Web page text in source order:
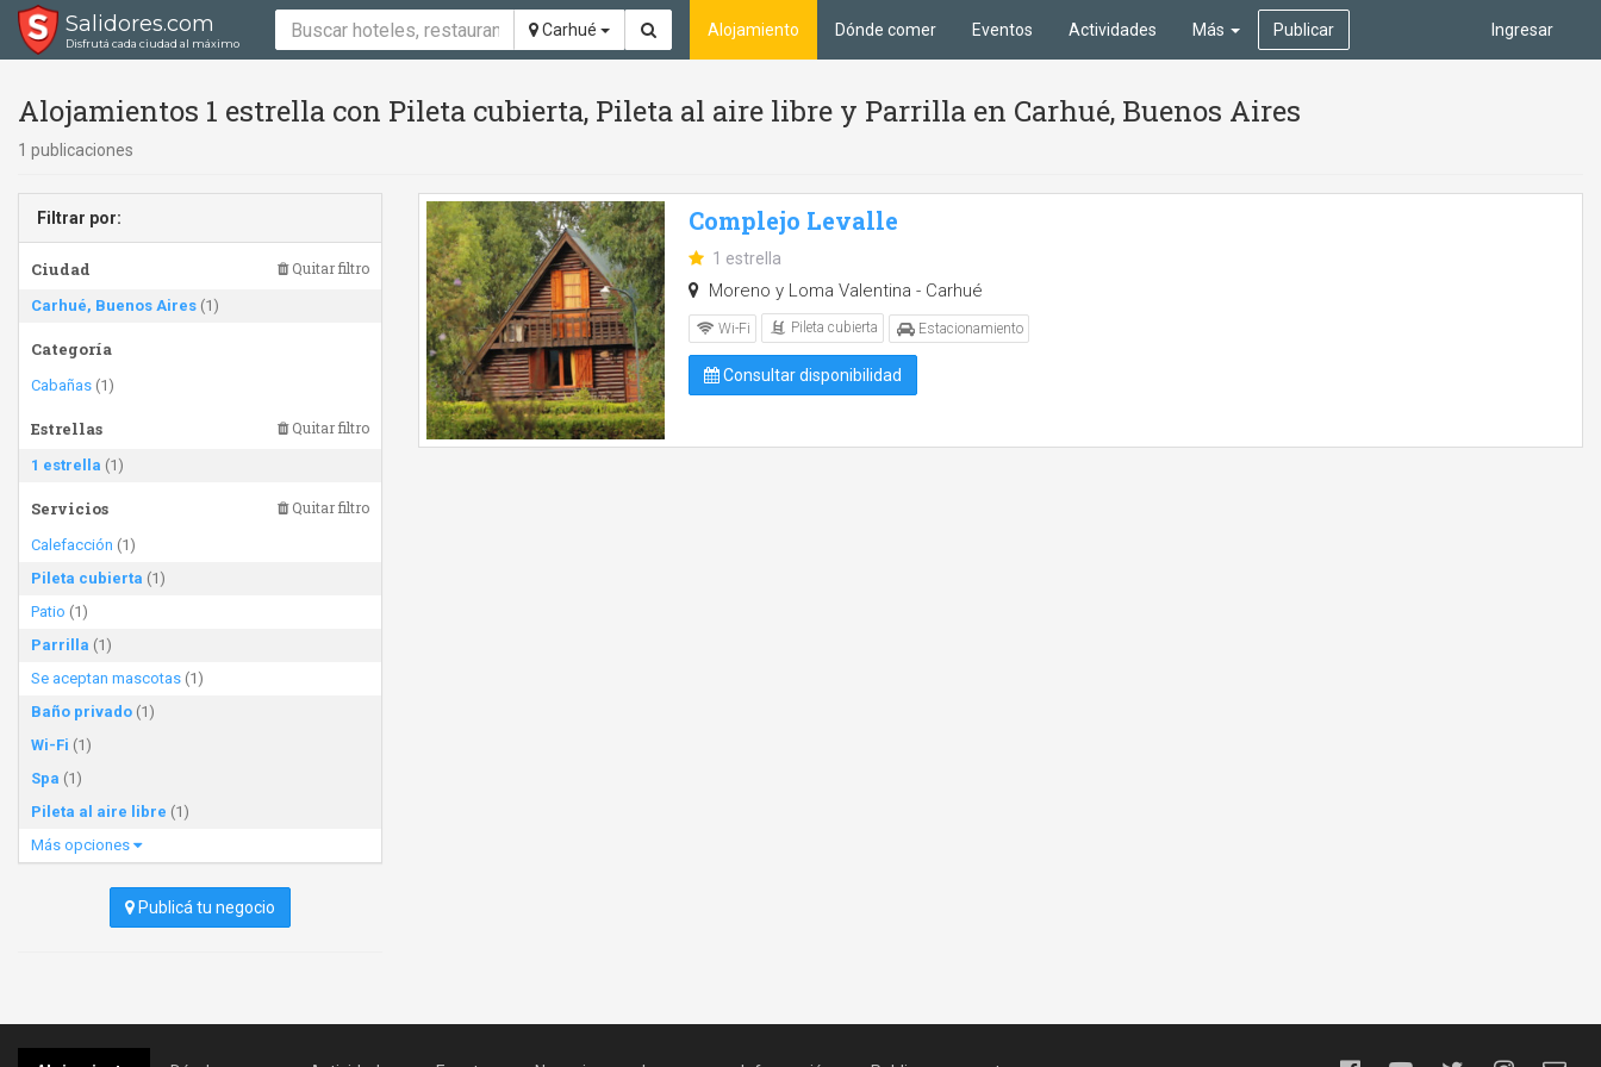
Salidores.com
Disfrutá cada ciudad al máximo
Carhué Ingresar
Alojamiento Dónde comer Eventos Actividades Más Publicar
Alojamientos 1 estrella con Pileta cubierta, Pileta al aire libre y Parrilla en Carhué, Buenos Aires
1 publicaciones
Filtrar por:
Ciudad Quitar filtro
Carhué, Buenos Aires (1)
Categoría
Cabañas (1)
Estrellas Quitar filtro
1 estrella (1)
Servicios Quitar filtro
Calefacción (1)
Pileta cubierta (1)
Patio (1)
Parrilla (1)
Se aceptan mascotas (1)
Baño privado (1)
Wi-Fi (1)
Spa (1)
Pileta al aire libre (1)
Más opciones
Publicá tu negocio
Complejo Levalle
1 estrella
Moreno y Loma Valentina - Carhué
Wi-Fi Pileta cubierta Estacionamiento
Consultar disponibilidad